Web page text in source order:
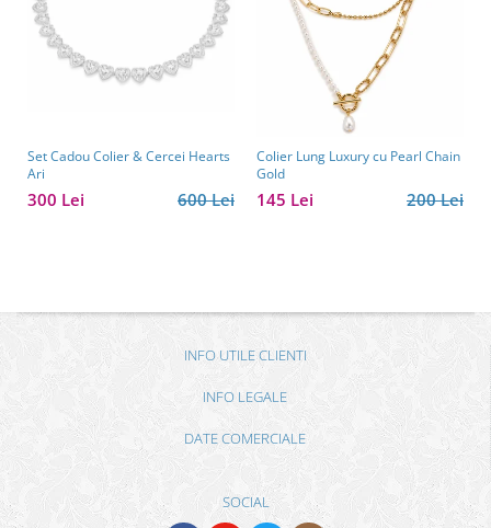
Set Cadou Colier & Cercei Hearts
Ari
600 Lei
300 Lei
Colier Lung Luxury cu Pearl Chain
Gold
200 Lei
145 Lei
INFO UTILE CLIENTI
INFO LEGALE
DATE COMERCIALE
SOCIAL